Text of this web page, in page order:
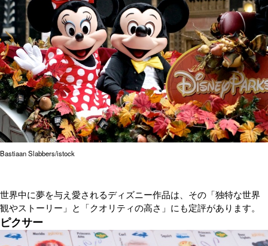
Bastiaan Slabbers/istock
世界中に夢を与え愛されるディズニー作品は、その「独特な世界
観やストーリー」と「クオリティの高さ」にも定評があります。
ピクサー